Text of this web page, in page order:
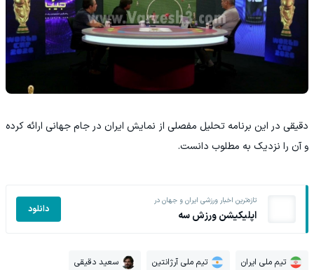
دقیقی در این برنامه تحلیل مفصلی از نمایش ایران در جام جهانی ارائه کرده
و آن را نزدیک به مطلوب دانست.
تازه‌ترین اخبار ورزشی ایران و جهان در
اپلیکیشن ورزش سه دانلود
تیم ملی ایران تیم ملی آرژانتین سعید دقیقی